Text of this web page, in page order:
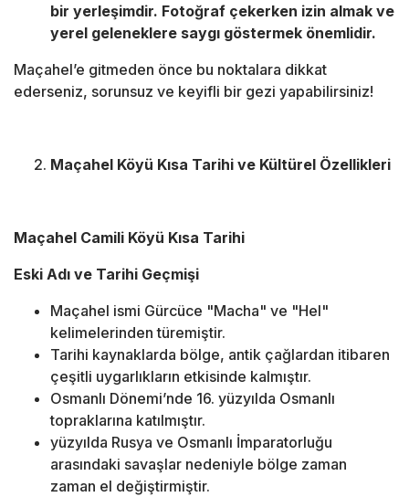
bir yerleşimdir. Fotoğraf çekerken izin almak ve
yerel geleneklere saygı göstermek önemlidir.
Maçahel’e gitmeden önce bu noktalara dikkat
ederseniz, sorunsuz ve keyifli bir gezi yapabilirsiniz!
Maçahel Köyü Kısa Tarihi ve Kültürel Özellikleri
Maçahel Camili Köyü Kısa Tarihi
Eski Adı ve Tarihi Geçmişi
Maçahel ismi Gürcüce "Macha" ve "Hel"
kelimelerinden türemiştir.
Tarihi kaynaklarda bölge, antik çağlardan itibaren
çeşitli uygarlıkların etkisinde kalmıştır.
Osmanlı Dönemi’nde 16. yüzyılda Osmanlı
topraklarına katılmıştır.
yüzyılda Rusya ve Osmanlı İmparatorluğu
arasındaki savaşlar nedeniyle bölge zaman
zaman el değiştirmiştir.